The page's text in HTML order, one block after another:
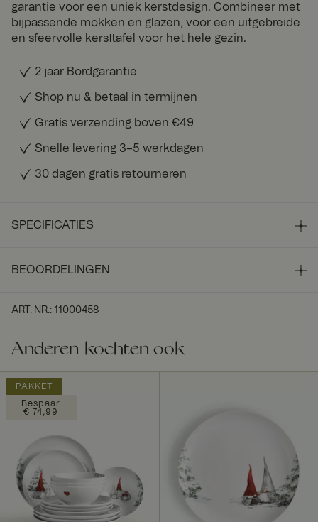
garantie voor een uniek kerstdesign. Combineer met
bijpassende mokken en glazen, voor een uitgebreide
en sfeervolle kersttafel voor het hele gezin.
2 jaar Bordgarantie
Shop nu & betaal in termijnen
Gratis verzending boven €49
Snelle levering 3–5 werkdagen
30 dagen gratis retourneren
SPECIFICATIES
BEOORDELINGEN
ART. NR.: 11000458
Anderen kochten ook
PAKKET
Bespaar
€ 74,99